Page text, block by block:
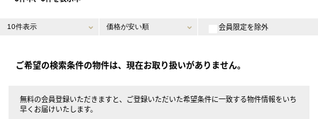
会員限定を除外
ご希望の検索条件の物件は、現在お取り扱いがありません。
無料の会員登録いただきますと、ご登録いただいた希望条件に一致する物件情報をいち
早くお届けいたします。